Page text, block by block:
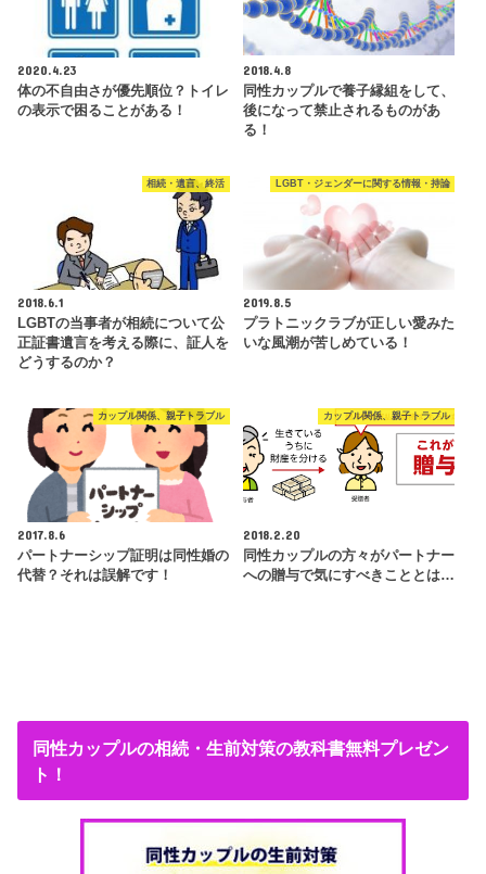
2020.4.23
体の不自由さが優先順位？トイレ
の表示で困ることがある！
2018.4.8
同性カップルで養子縁組をして、
後になって禁止されるものがあ
る！
相続・遺言、終活
2018.6.1
LGBTの当事者が相続について公
正証書遺言を考える際に、証人を
どうするのか？
LGBT・ジェンダーに関する情報・持論
2019.8.5
プラトニックラブが正しい愛みた
いな風潮が苦しめている！
カップル関係、親子トラブル
2017.8.6
パートナーシップ証明は同性婚の
代替？それは誤解です！
カップル関係、親子トラブル
2018.2.20
同性カップルの方々がパートナー
への贈与で気にすべきこととは…
同性カップルの相続・生前対策の教科書無料プレゼン
ト！